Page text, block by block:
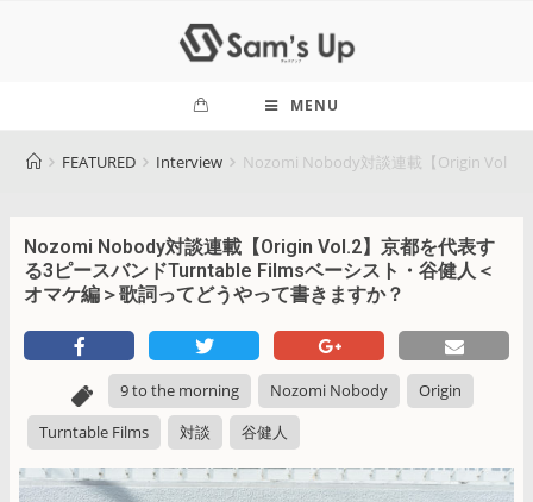
MENU
FEATURED Interview Nozomi Nobody対談連載【Origin Vol.2
Nozomi Nobody対談連載【Origin Vol.2】京都を代表す
る3ピースバンドTurntable Filmsベーシスト・谷健人＜
オマケ編＞歌詞ってどうやって書きますか？
9 to the morning Nozomi Nobody
Origin
Turntable Films
対談 谷健人